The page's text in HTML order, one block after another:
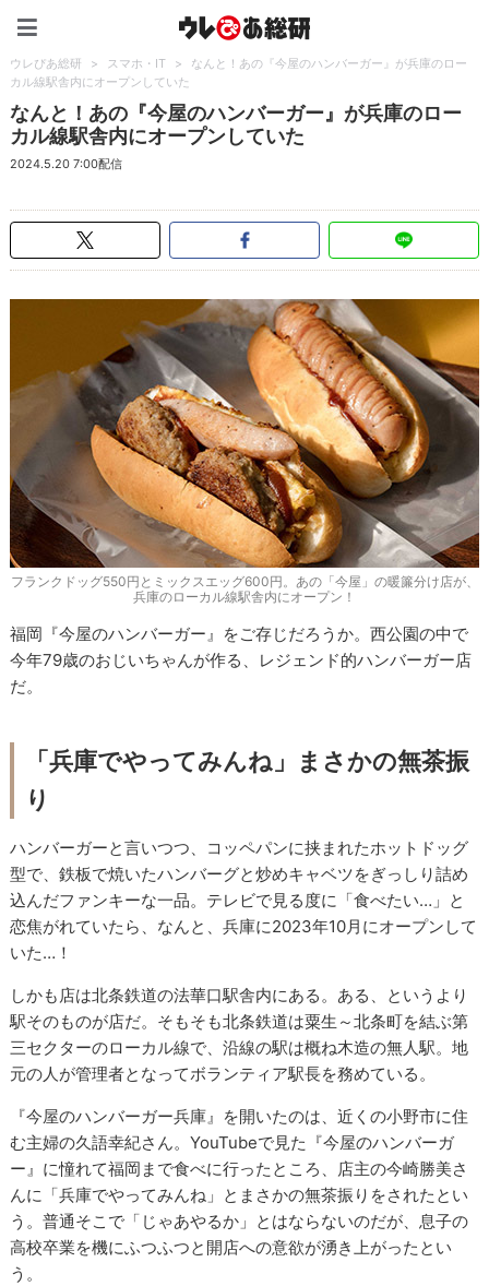
ウレぴあ総研 > スマホ・IT >
なんと！あの『今屋のハンバーガー』が兵庫のロー
カル線駅舎内にオープンしていた
なんと！あの『今屋のハンバーガー』が兵庫のロー
カル線駅舎内にオープンしていた
2024.5.20 7:00配信
フランクドッグ550円とミックスエッグ600円。あの「今屋」の暖簾分け店が、
兵庫のローカル線駅舎内にオープン！
福岡『今屋のハンバーガー』をご存じだろうか。西公園の中で
今年79歳のおじいちゃんが作る、レジェンド的ハンバーガー店
だ。
「兵庫でやってみんね」まさかの無茶振
り
ハンバーガーと言いつつ、コッペパンに挟まれたホットドッグ
型で、鉄板で焼いたハンバーグと炒めキャベツをぎっしり詰め
込んだファンキーな一品。テレビで見る度に「食べたい…」と
恋焦がれていたら、なんと、兵庫に2023年10月にオープンして
いた…！
しかも店は北条鉄道の法華口駅舎内にある。ある、というより
駅そのものが店だ。そもそも北条鉄道は粟生～北条町を結ぶ第
三セクターのローカル線で、沿線の駅は概ね木造の無人駅。地
元の人が管理者となってボランティア駅長を務めている。
『今屋のハンバーガー兵庫』を開いたのは、近くの小野市に住
む主婦の久語幸紀さん。YouTubeで見た『今屋のハンバーガ
ー』に憧れて福岡まで食べに行ったところ、店主の今崎勝美さ
んに「兵庫でやってみんね」とまさかの無茶振りをされたとい
う。普通そこで「じゃあやるか」とはならないのだが、息子の
高校卒業を機にふつふつと開店への意欲が湧き上がったとい
う。